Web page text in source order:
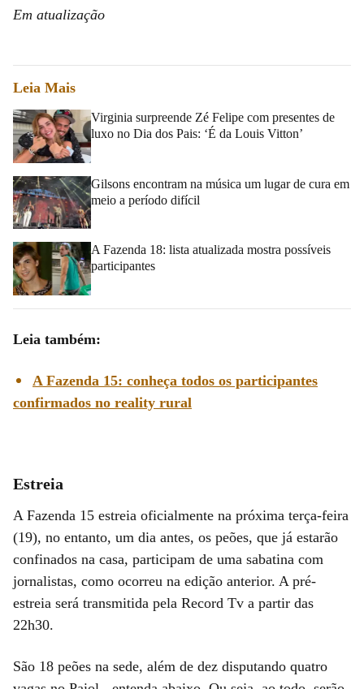
Em atualização
Leia Mais
Virginia surpreende Zé Felipe com presentes de
luxo no Dia dos Pais: ‘É da Louis Vitton’
Gilsons encontram na música um lugar de cura em
meio a período difícil
A Fazenda 18: lista atualizada mostra possíveis
participantes
Leia também:
A Fazenda 15: conheça todos os participantes
confirmados no reality rural
Estreia
A Fazenda 15 estreia oficialmente na próxima terça-feira
(19), no entanto, um dia antes, os peões, que já estarão
confinados na casa, participam de uma sabatina com
jornalistas, como ocorreu na edição anterior. A pré-
estreia será transmitida pela Record Tv a partir das
22h30.
São 18 peões na sede, além de dez disputando quatro